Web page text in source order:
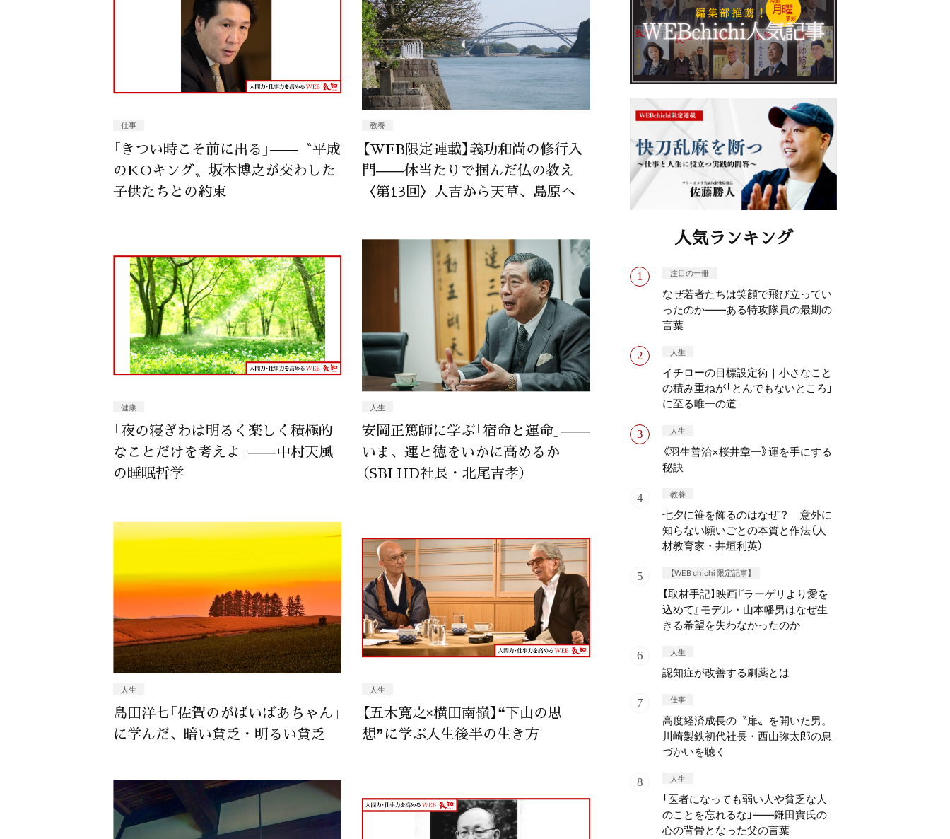
仕事
「きつい時こそ前に出る」——〝平成
のKOキング〟坂本博之が交わした
子供たちとの約束
教養
【WEB限定連載】義功和尚の修行入
門——体当たりで掴んだ仏の教え
〈第13回〉人吉から天草、島原へ
健康
「夜の寝ぎわは明るく楽しく積極的
なことだけを考えよ」——中村天風
の睡眠哲学
人生
安岡正篤師に学ぶ「宿命と運命」——
いま、運と徳をいかに高めるか
（SBI HD社長・北尾吉孝）
人生
島田洋七「佐賀のがばいばあちゃん」
に学んだ、暗い貧乏・明るい貧乏
人生
【五木寛之×横田南嶺】❝下山の思
想❞に学ぶ人生後半の生き方
人気ランキング
注目の一冊
なぜ若者たちは笑顔で飛び立ってい
ったのか——ある特攻隊員の最期の
言葉
人生
イチローの目標設定術｜小さなこと
の積み重ねが「とんでもないところ」
に至る唯一の道
人生
《羽生善治×桜井章一》運を手にする
秘訣
教養
七夕に笹を飾るのはなぜ？ 意外に
知らない願いごとの本質と作法（人
材教育家・井垣利英）
【WEB chichi 限定記事】
【取材手記】映画『ラーゲリより愛を
込めて』モデル・山本幡男はなぜ生
きる希望を失わなかったのか
人生
認知症が改善する劇薬とは
仕事
高度経済成長の〝扉〟を開いた男。
川崎製鉄初代社長・西山弥太郎の息
づかいを聴く
人生
「医者になっても弱い人や貧乏な人
のことを忘れるな」——鎌田實氏の
心の背骨となった父の言葉